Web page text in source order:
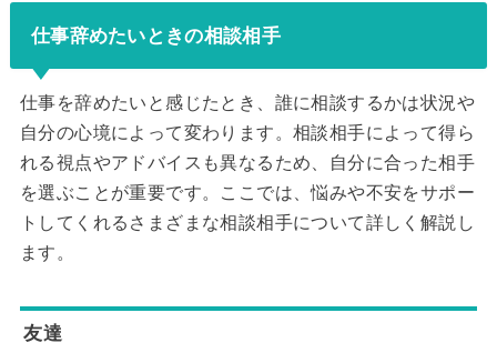
仕事辞めたいときの相談相手
仕事を辞めたいと感じたとき、誰に相談するかは状況や
自分の心境によって変わります。相談相手によって得ら
れる視点やアドバイスも異なるため、自分に合った相手
を選ぶことが重要です。ここでは、悩みや不安をサポー
トしてくれるさまざまな相談相手について詳しく解説し
ます。
友達